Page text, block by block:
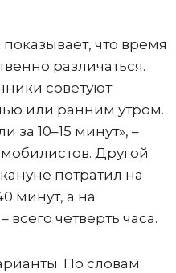
что время
различаться.
советуют
или ранним утром.
за 10–15 минут», –
Другой
потратил на
минут, а на
четверть часа.
По словам